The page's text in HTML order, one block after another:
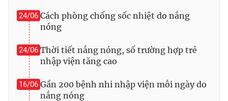
24/06 Cách phòng chống sốc nhiệt do nắng
nóng
24/06 Thời tiết nắng nóng, số trường hợp trẻ
nhập viện tăng cao
16/06 Gần 200 bệnh nhi nhập viện mỗi ngày do
nắng nóng